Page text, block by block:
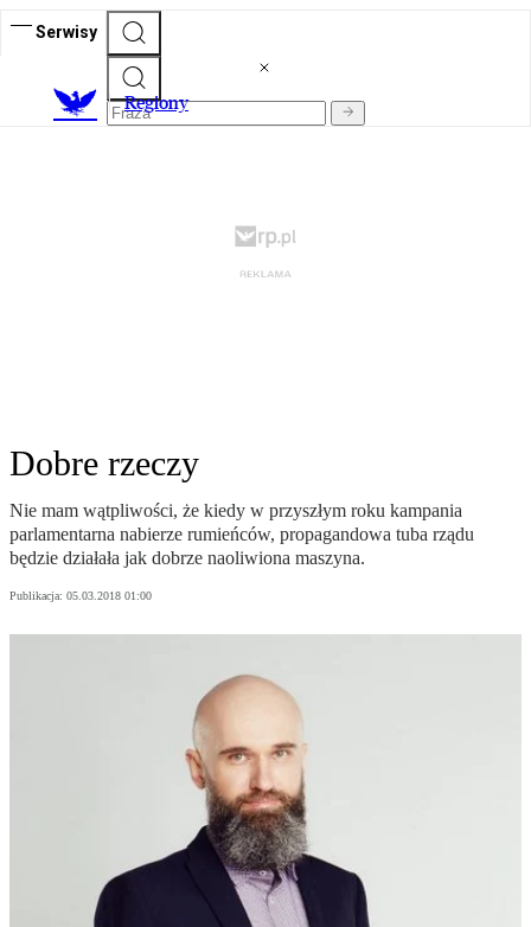
Serwisy
Regiony
Dobre rzeczy
Nie mam wątpliwości, że kiedy w przyszłym roku kampania
parlamentarna nabierze rumieńców, propagandowa tuba rządu
będzie działała jak dobrze naoliwiona maszyna.
Publikacja: 05.03.2018 01:00